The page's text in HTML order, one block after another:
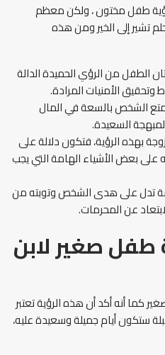
طفل مختون ، ولكن معظم
تشير إلى الخير ومن هذه
الطفل من الرؤي الحميدة الدالة
وتحقيق الأمنيات المرادة.
الشخص بالسعة في المال
السعيدة.
بهذه الرؤية، فتكون دلالة على
على بعض الأشياء الهامة التي يجب
تدل على هدى الشخص وتوبته من
عن المحرمات.
طفل صغير لابن
كما أنه أكد أن هذه الرؤية تعتبر
ستكون أيام جميلة وسعيدة عليه،